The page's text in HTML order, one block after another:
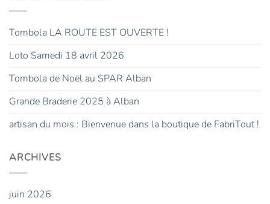
Tombola LA ROUTE EST OUVERTE !
Loto Samedi 18 avril 2026
Tombola de Noël au SPAR Alban
Grande Braderie 2025 à Alban
artisan du mois : Bienvenue dans la boutique de FabriTout !
ARCHIVES
juin 2026